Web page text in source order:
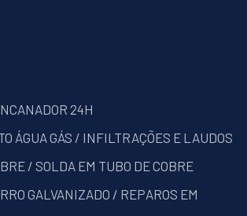
24H
ÁGUA GÁS / INFILTRAÇÕES E LAUDOS
/ SOLDA EM TUBO DE COBRE
GALVANIZADO / REPAROS EM